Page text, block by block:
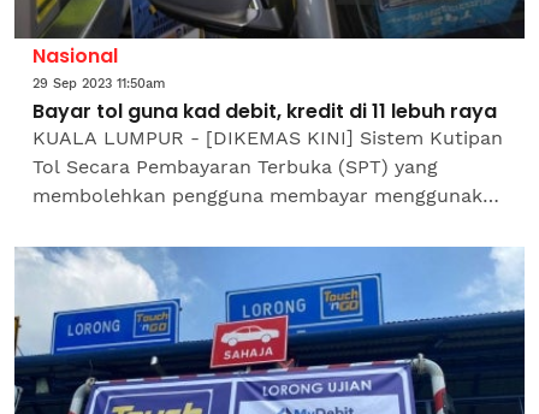
Nasional
29 Sep 2023 11:50am
Bayar tol guna kad debit, kredit di 11 lebuh raya
KUALA LUMPUR - [DIKEMAS KINI] Sistem Kutipan
Tol Secara Pembayaran Terbuka (SPT) yang
membolehkan pengguna membayar menggunakan
raya di Lembah Klang...